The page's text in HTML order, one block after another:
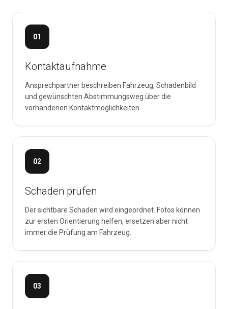
01
Kontaktaufnahme
Ansprechpartner beschreiben Fahrzeug, Schadenbild
und gewünschten Abstimmungsweg über die
vorhandenen Kontaktmöglichkeiten.
02
Schaden prüfen
Der sichtbare Schaden wird eingeordnet. Fotos können
zur ersten Orientierung helfen, ersetzen aber nicht
immer die Prüfung am Fahrzeug.
03